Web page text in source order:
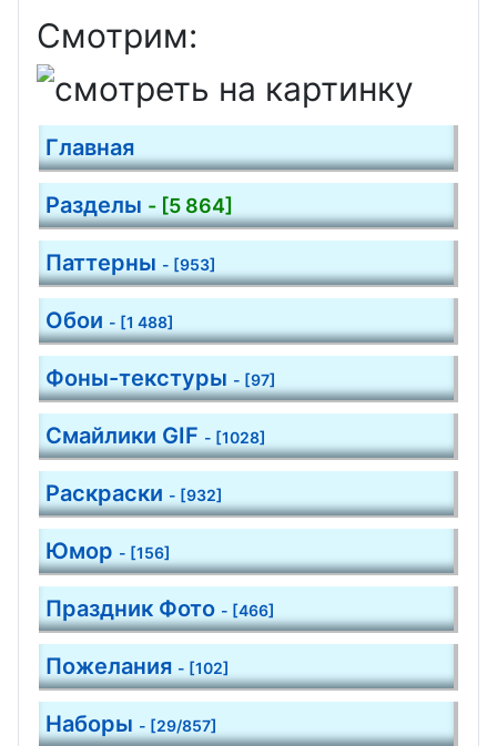
Смотрим:
Главная
Разделы - [5 864]
Паттерны - [953]
Обои - [1 488]
Фоны-текстуры - [97]
Смайлики GIF - [1028]
Раскраски - [932]
Юмор - [156]
Праздник Фото - [466]
Пожелания - [102]
Наборы - [29/857]